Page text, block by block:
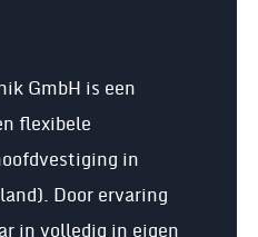
GmbH is een
flexibele
in
Door ervaring
in volledig in eigen